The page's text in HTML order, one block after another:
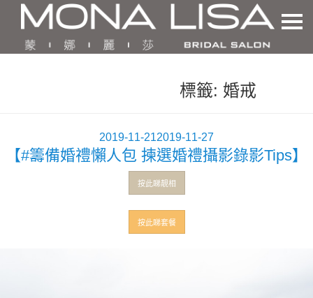
標籤: 婚戒
發
佈
2019-11-212019-11-27
【#籌備婚禮懶人包 揀選婚禮攝影錄影Tips】
按此睇靚相
按此睇套餐